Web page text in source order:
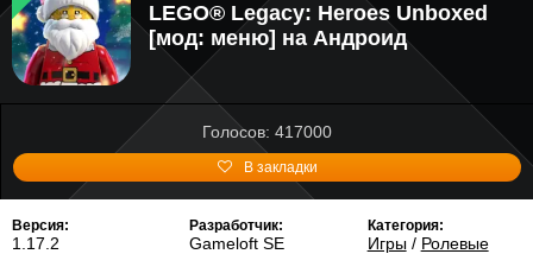
LEGO® Legacy: Heroes Unboxed
[мод: меню] на Андроид
Голосов: 417000
В закладки
Версия:
1.17.2
Разработчик:
Gameloft SE
Категория:
Игры/ Ролевые